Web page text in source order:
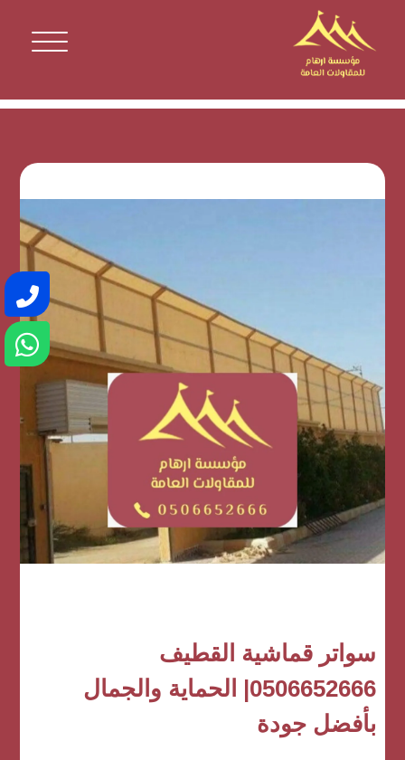
سواتر قماشية القطيف
0506652666| الحماية والجمال
بأفضل جودة